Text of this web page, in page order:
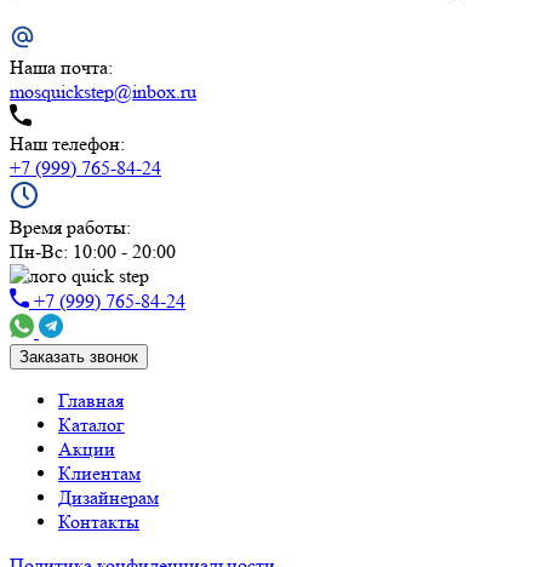
Наша почта:
mosquickstep@inbox.ru
Наш телефон:
+7 (999) 765-84-24
Время работы:
Пн-Вс: 10:00 - 20:00
+7 (999) 765-84-24
Заказать звонок
Главная
Каталог
Акции
Клиентам
Дизайнерам
Контакты